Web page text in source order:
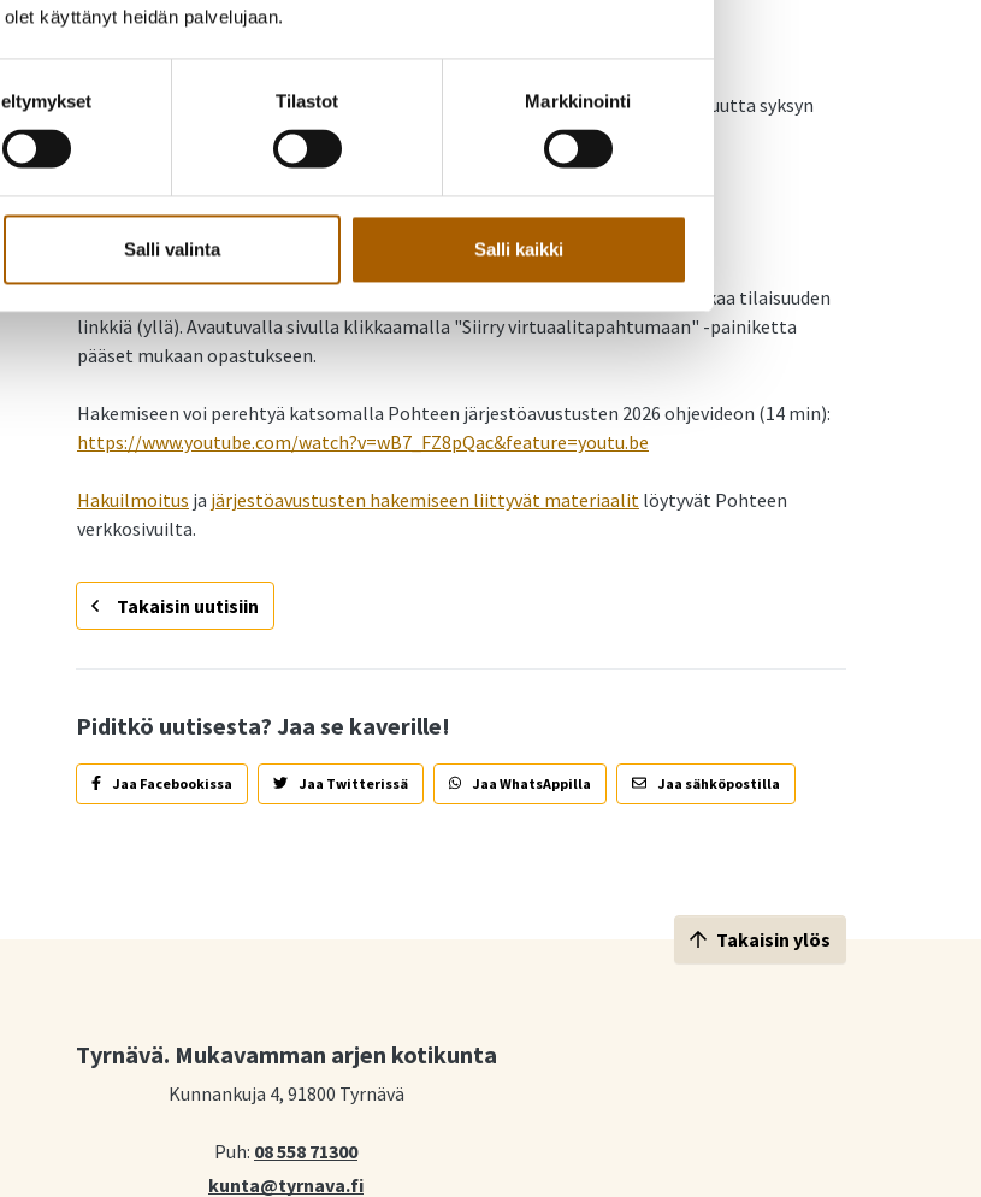
käyttänyt heidän palvelujaan.
Tilastot Markkinointi
Salli valinta Salli kaikki
Toiminta-avustusten hakuaika on 11.11.–10.12.2025.
Kumppanuusavustusten hakuaika on 9.12.2025–8.1.2026.
Pohteen järjestöavustusten hakuun liittyen järjestetään kolme opastustilaisuutta syksyn
8.10.2025 klo 17–18
17.10.2025 klo 9–10
5.11.2025 klo 16–17
Opastustilaisuudet ovat kaikille avoimia eivätkä vaadi ilmoittautumista. Klikkaa tilaisuuden
linkkiä (yllä). Avautuvalla sivulla klikkaamalla "Siirry virtuaalitapahtumaan" -painiketta
pääset mukaan opastukseen.
Hakemiseen voi perehtyä katsomalla Pohteen järjestöavustusten 2026 ohjevideon (14 min):
https://www.youtube.com/watch?v=wB7_FZ8pQac&feature=youtu.be
Hakuilmoitus ja järjestöavustusten hakemiseen liittyvät materiaalit löytyvät Pohteen
verkkosivuilta.
Takaisin uutisiin
Piditkö uutisesta? Jaa se kaverille!
Jaa Facebookissa Jaa Twitterissä Jaa WhatsAppilla Jaa sähköpostilla
Tyrnävä. Mukavamman arjen kotikunta
Kunnankuja 4, 91800 Tyrnävä
Puh: 08 558 71300
kunta@tyrnava.fi
Takaisin ylös